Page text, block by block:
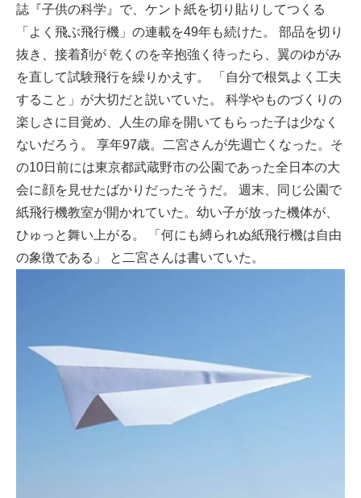
誌『子供の科学』で、ケント紙を切り貼りしてつくる
「よく飛ぶ飛行機」の連載を49年も続けた。 部品を切り
抜き、接着剤が 乾くのを辛抱強く待ったら、翼のゆがみ
を直して試験飛行を繰りかえす。 「自分で根気よく工夫
すること」が大切だと説いていた。 科学やものづくりの
楽しさに目覚め、人生の扉を開いてもらった子は少なく
ないだろう。 享年97歳。二宮さんが先週亡くなった。そ
の10日前には東京都武蔵野市の公園であった全日本の大
会に顔を見せたばかりだったそうだ。 週末、同じ公園で
紙飛行機教室が開かれていた。幼い子が放った機体が、
ひゅっと舞い上がる。 「何にも縛られぬ紙飛行機は自由
の象徴である」 と二宮さんは書いていた。